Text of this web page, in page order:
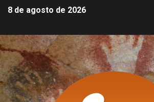
8 de agosto de 2026